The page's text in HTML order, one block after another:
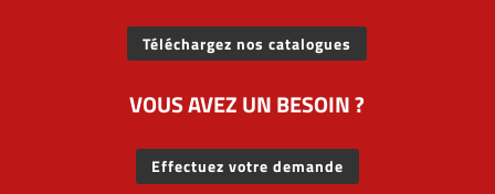
Téléchargez nos catalogues
VOUS AVEZ UN BESOIN ?
Effectuez votre demande